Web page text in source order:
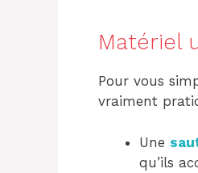
Matériel
Pour vous
vraiment
Une
qu’ils